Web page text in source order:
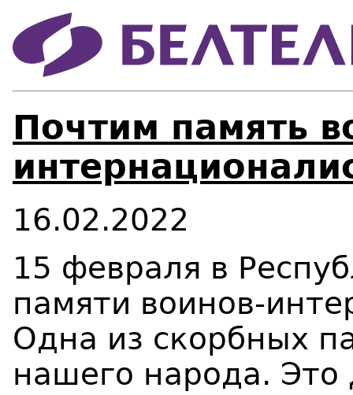
Почтим память
16.02.2022
15 февраля в
памяти воинов-
Одна из скорбных
нашего народа. Это